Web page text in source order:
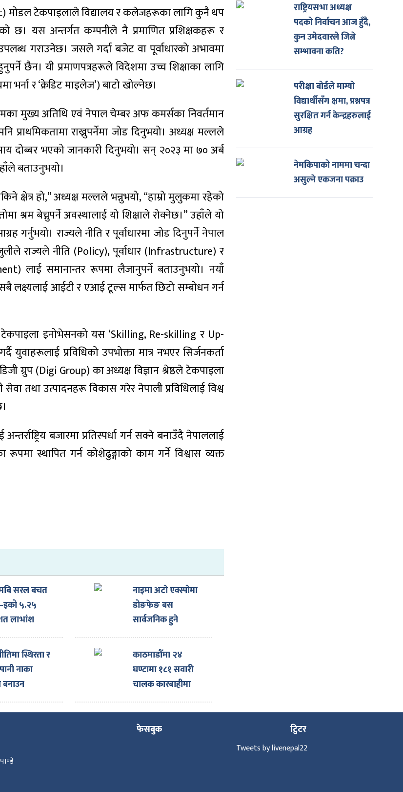
मोडल टेकपाइलाले विद्यालय र कलेजहरूका लागि कुनै थप
छ। यस अन्तर्गत कम्पनीले नै प्रमाणित प्रशिक्षकहरू र
गराउनेछ। जसले गर्दा बजेट वा पूर्वाधारको अभावमा
छैन। यी प्रमाणपत्रहरूले विदेशमा उच्च शिक्षाका लागि
भर्ना र ‘क्रेडिट माइलेज’) बाटो खोल्नेछ।
मुख्य अतिथि एवं नेपाल चेम्बर अफ कमर्सका निवर्तमान
प्राथमिकतामा राख्नुपर्नेमा जोड दिनुभयो। अध्यक्ष मल्लले
दोब्बर भएको जानकारी दिनुभयो। सन् २०२३ मा ७० अर्ब
बताउनुभयो।
क्षेत्र हो,” अध्यक्ष मल्लले भन्नुभयो, “हाम्रो मुलुकमा रहेको
श्रम बेच्नुपर्ने अवस्थालाई यो शिक्षाले रोक्नेछ।” उहाँले यो
गर्नुभयो। राज्यले नीति र पूर्वाधारमा जोड दिनुपर्ने नेपाल
राज्यले नीति (Policy), पूर्वाधार (Infrastructure) र
लाई समानान्तर रूपमा लैजानुपर्ने बताउनुभयो। नयाँ
लक्ष्यलाई आईटी र एआई टूल्स मार्फत छिटो सम्बोधन गर्न
इनोभेसनको यस ‘Skilling, Re-skilling र Up-
प्रविधिको उपभोक्ता मात्र नभएर सिर्जनकर्ता
ग्रुप (Digi Group) का अध्यक्ष विज्ञान श्रेष्ठले टेकपाइला
तथा उत्पादनहरू विकास गरेर नेपाली प्रविधिलाई विश्व
बजारमा प्रतिस्पर्धा गर्न सक्ने बनाउँदै नेपाललाई
स्थापित गर्न कोशेढुङ्गाको काम गर्ने विश्वास व्यक्त
सरल बचत
५.२५
लाभांश
नाइमा अटो एक्स्पोमा
डोङफेङ बस
सार्वजनिक हुने
स्थिरता र
नाका
माग,
लागि
रोकिए
काठमाडौँमा २४
घण्टामा १८१ सवारी
चालक कारबाहीमा
राष्ट्रियसभा अध्यक्ष
पदको निर्वाचन आज हुँदै,
कुन उमेदवारले जित्ने
सम्भावना कति?
परीक्षा बोर्डले माग्यो
विद्यार्थीसँग क्षमा, प्रश्नपत्र
सुरक्षित गर्न केन्द्रहरुलाई
आग्रह
नेमकिपाको नाममा चन्दा
असुल्ने एकजना पक्राउ
फेसबुक ट्विटर
Tweets by livenepal22